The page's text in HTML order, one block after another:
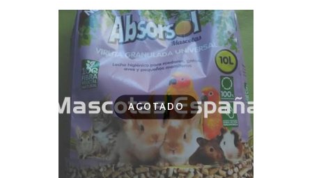
AGOTADO